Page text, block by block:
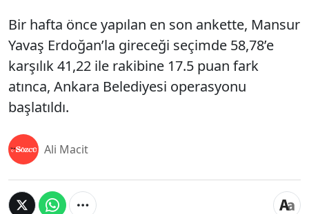
Bir hafta önce yapılan en son ankette, Mansur
Yavaş Erdoğan’la gireceği seçimde 58,78’e
karşılık 41,22 ile rakibine 17.5 puan fark
atınca, Ankara Belediyesi operasyonu
başlatıldı.
Ali Macit